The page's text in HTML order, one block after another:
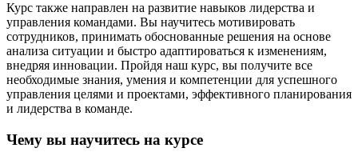
Курс также направлен на развитие навыков лидерства и
управления командами. Вы научитесь мотивировать
сотрудников, принимать обоснованные решения на основе
анализа ситуации и быстро адаптироваться к изменениям,
внедряя инновации. Пройдя наш курс, вы получите все
необходимые знания, умения и компетенции для успешного
управления целями и проектами, эффективного планирования
и лидерства в команде.
Чему вы научитесь на курсе